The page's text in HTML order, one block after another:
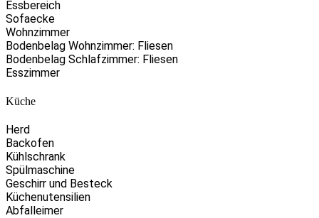
Essbereich
Sofaecke
Wohnzimmer
Bodenbelag Wohnzimmer: Fliesen
Bodenbelag Schlafzimmer: Fliesen
Esszimmer
Küche
Herd
Backofen
Kühlschrank
Spülmaschine
Geschirr und Besteck
Küchenutensilien
Abfalleimer